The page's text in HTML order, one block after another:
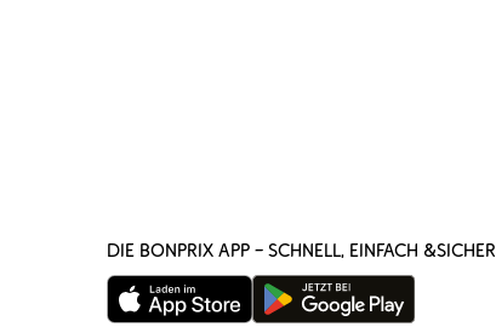
DIE BONPRIX APP – SCHNELL, EINFACH &SICHER